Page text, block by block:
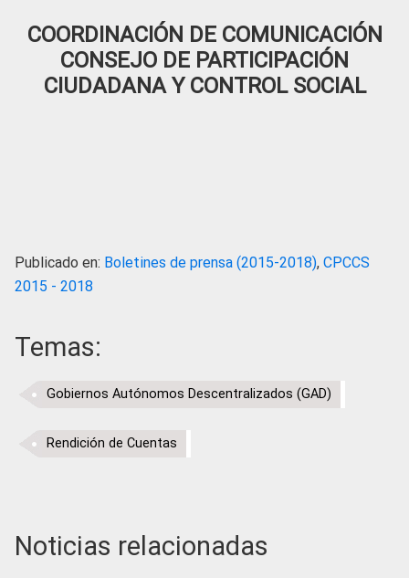
COORDINACIÓN DE COMUNICACIÓN
CONSEJO DE PARTICIPACIÓN
CIUDADANA Y CONTROL SOCIAL
Publicado en: Boletines de prensa (2015-2018), CPCCS
2015 - 2018
Temas:
Gobiernos Autónomos Descentralizados (GAD)
Rendición de Cuentas
Noticias relacionadas